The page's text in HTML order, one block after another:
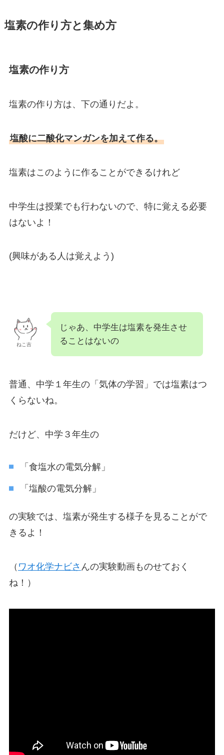
塩素の作り方と集め方
塩素の作り方
塩素の作り方は、下の通りだよ。
塩酸に二酸化マンガンを加えて作る。
塩素はこのように作ることができるけれど
中学生は授業でも行わないので、特に覚える必要
はないよ！
(興味がある人は覚えよう)
ねこ吉
じゃあ、中学生は塩素を発生させ
ることはないの
普通、中学１年生の「気体の学習」では塩素はつ
くらないね。
だけど、中学３年生の
「食塩水の電気分解」
「塩酸の電気分解」
の実験では、塩素が発生する様子を見ることがで
きるよ！
（ ワオ化学ナビさ んの実験動画ものせておく
ね！）